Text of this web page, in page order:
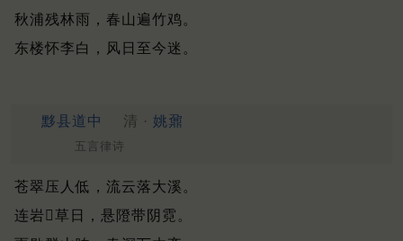
秋浦残林雨，春山遍竹鸡。
东楼怀李白，风日至今迷。
黟县道中 清 · 姚鼐
五言律诗
苍翠压人低，流云落大溪。
连岩𡼡草日，悬隥带阴霓。